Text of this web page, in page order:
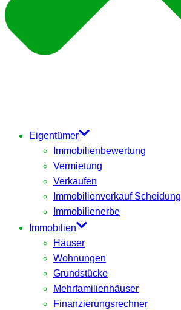
Eigentümer
Immobilienbewertung
Vermietung
Verkaufen
Immobilienverkauf Scheidung
Immobilienerbe
Immobilien
Häuser
Wohnungen
Grundstücke
Mehrfamilienhäuser
Finanzierungsrechner